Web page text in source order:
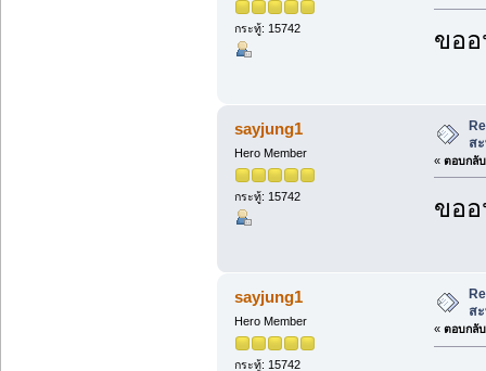
กระทู้: 15742 ขอ
sayjung1
Hero Member
กระทู้: 15742
ส
« ตอบกลั
ขอ
sayjung1
Hero Member
กระทู้: 15742
ส
« ตอบกลั